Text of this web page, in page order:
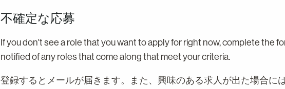
不確定な応募
If you don't see a role that you want to apply for right now, complete the
notified of any roles that come along that meet your criteria.
登録するとメールが届きます。また、興味のある求人が出た場合に